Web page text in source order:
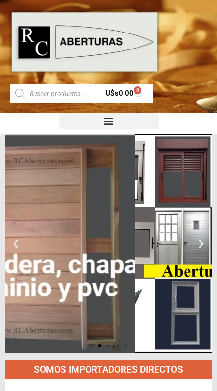
U$s0.00 0
SOMOS IMPORTADORES DIRECTOS